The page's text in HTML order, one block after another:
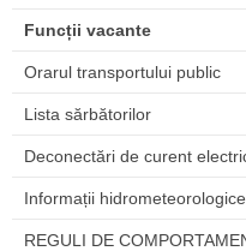
Funcții vacante
Orarul transportului public
Lista sărbătorilor
Deconectări de curent
Informații hidrometeorologice
REGULI DE